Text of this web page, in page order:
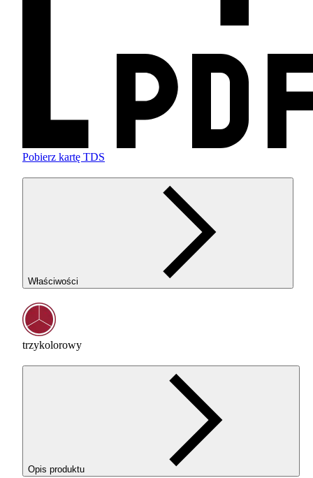
Pobierz kartę TDS
Właściwości
trzykolorowy
Opis produktu